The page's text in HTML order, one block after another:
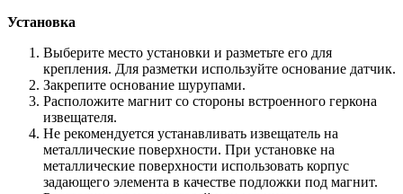
Установка
Выберите место установки и разметьте его для
крепления. Для разметки используйте основание датчик.
Закрепите основание шурупами.
Расположите магнит со стороны встроенного геркона
извещателя.
Не рекомендуется устанавливать извещатель на
металлические поверхности. При установке на
металлические поверхности использовать корпус
задающего элемента в качестве подложки под магнит.